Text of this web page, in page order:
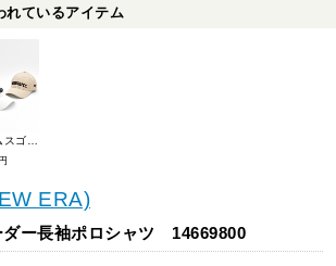
れているアイテム
ERA)
ー長袖ポロシャツ 14669800